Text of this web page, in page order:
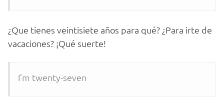
¿Que tienes veintisiete años para qué? ¿Para irte de
vacaciones? ¡Qué suerte!
I’m twenty-seven